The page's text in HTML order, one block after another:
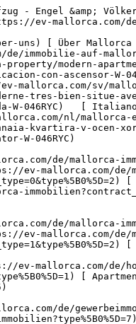
[ Grundstück ](https://ev-mallorca.com/de/gewerbeimmobilien?type%5B0%5D=11) [ Ladenfläche ](https://ev-mallorca.com/de/gewerbeimmobilien?type%5B0%5D=12) [ Sonstiges ](https://ev-mallorca.com/de/gewerbeimmobilien?type%5B0%5D=13) [ Ladenfläche ](https://ev-mallorca.com/de/gewerbeimmobilien?type%5B0%5D=14) 

 [ Neubauprojekt ](https://ev-mallorca.com/de/mallorca-neubauprojekt) 

     Deutsch       [ English ](https://ev-mallorca.com/en/mallorca-property/modern-apartment-in-a-prime-location-with-elevator-W-046RYC)   [ Español ](https://ev-mallorca.com/es/inmueble-mallorca/apartamento-moderno-en-excelente-ubicacion-con-ascensor-W-046RYC)    [ Català ](https://ev-mallorca.com/ca/immoble-mallorca/pis-modern-en-una-gran-ubicacio-amb-ascensor-W-046RYC)   [ Svenska ](https://ev-mallorca.com/sv/mallorca-fastighet/modern-lagenhet-i-mycket-bra-lage-med-hiss-W-046RYC)   [ Français ](https://ev-mallorca.com/fr/bien-majorque/appartement-moderne-tres-bien-situe-avec-ascenseur-W-046RYC)   [ Polski ](https://ev-mallorca.com/pl/nieruchomosc-majorce/nowoczesne-mieszkanie-w-bardzo-dobrej-lokalizacji-z-winda-W-046RYC)   [ Italiano ](https://ev-mallorca.com/it/immobili-maiorca/appartamento-moderno-in-ottima-posizione-con-ascensore-W-046RYC)   [ Dutch ](https://ev-mallorca.com/nl/mallorca-eigendom/modern-appartement-op-een-zeer-goede-locatie-met-lift-W-046RYC)   [ Русский ](https://ev-mallorca.com/ru/nedvizhimost-mayorka/sovremennaia-kvartira-v-ocen-xorosem-meste-s-liftom-W-046RYC)   [ Dansk ](https://ev-mallorca.com/da/mallorca-ejendom/moderne-lejlighed-med-rigtig-god-beliggenhed-og-elevator-W-046RYC)   

 [ ![EV